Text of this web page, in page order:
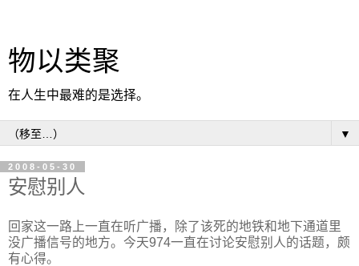
物以类聚
在人生中最难的是选择。
▼
2008-05-30
安慰别人
回家这一路上一直在听广播，除了该死的地铁和地下通道里
没广播信号的地方。今天974一直在讨论安慰别人的话题，颇
有心得。